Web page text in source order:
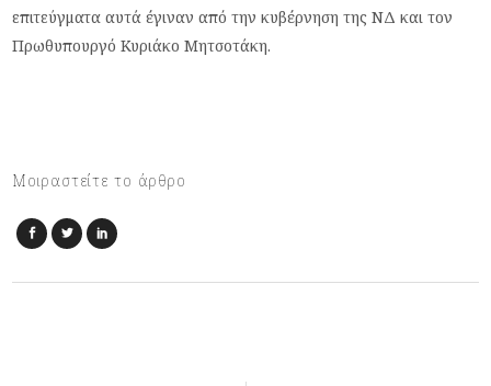
επιτεύγματα αυτά έγιναν από την κυβέρνηση της ΝΔ και τον
Πρωθυπουργό Κυριάκο Μητσοτάκη.
Μοιραστείτε το άρθρο